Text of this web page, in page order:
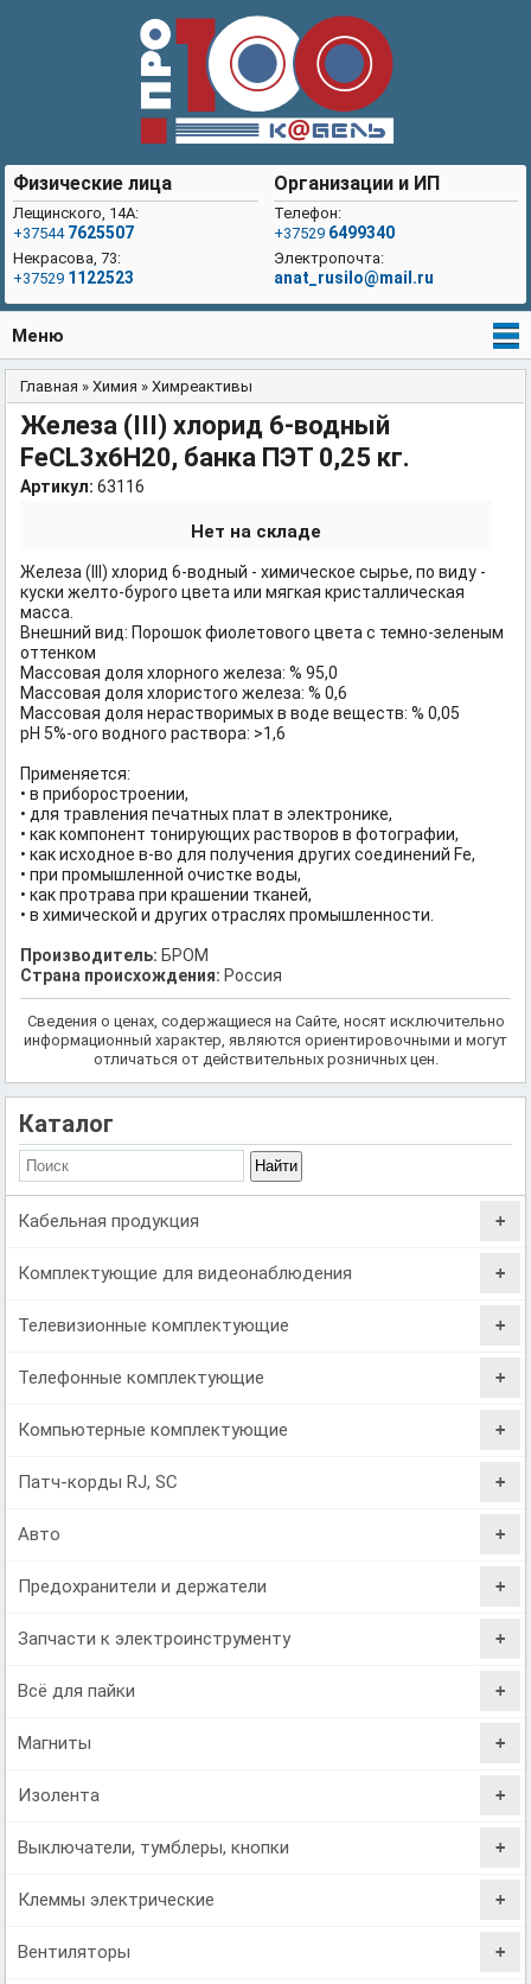
Физические лица
Лещинского, 14А:
+37544 7625507
Некрасова, 73:
+37529 1122523
Организации и ИП
Телефон:
+37529 6499340
Электропочта:
anat_rusilo@mail.ru
Меню
Вы здесь
Главная » Химия » Химреактивы
Железа (III) хлорид 6-водный
FeCL3x6H20, банка ПЭТ 0,25 кг.
Артикул: 63116
Нет на складе
Железа (III) хлорид 6-водный - химическое сырье, по виду -
куски желто-бурого цвета или мягкая кристаллическая
масса.
Внешний вид: Порошок фиолетового цвета с темно-зеленым
оттенком
Массовая доля хлорного железа: % 95,0
Массовая доля хлористого железа: % 0,6
Массовая доля нерастворимых в воде веществ: % 0,05
pH 5%-ого водного раствора: >1,6
Применяется:
• в приборостроении,
• для травления печатных плат в электронике,
• как компонент тонирующих растворов в фотографии,
• как исходное в-во для получения других соединений Fe,
• при промышленной очистке воды,
• как протрава при крашении тканей,
• в химической и других отраслях промышленноcти.
Производитель: БРОМ
Страна происхождения: Россия
Сведения о ценах, содержащиеся на Сайте, носят исключительно
информационный характер, являются ориентировочными и могут
отличаться от действительных розничных цен.
Каталог
Кабельная продукция
Комплектующие для видеонаблюдения
Телевизионные комплектующие
Телефонные комплектующие
Компьютерные комплектующие
Патч-корды RJ, SC
Авто
Предохранители и держатели
Запчасти к электроинструменту
Всё для пайки
Магниты
Изолента
Выключатели, тумблеры, кнопки
Клеммы электрические
Вентиляторы